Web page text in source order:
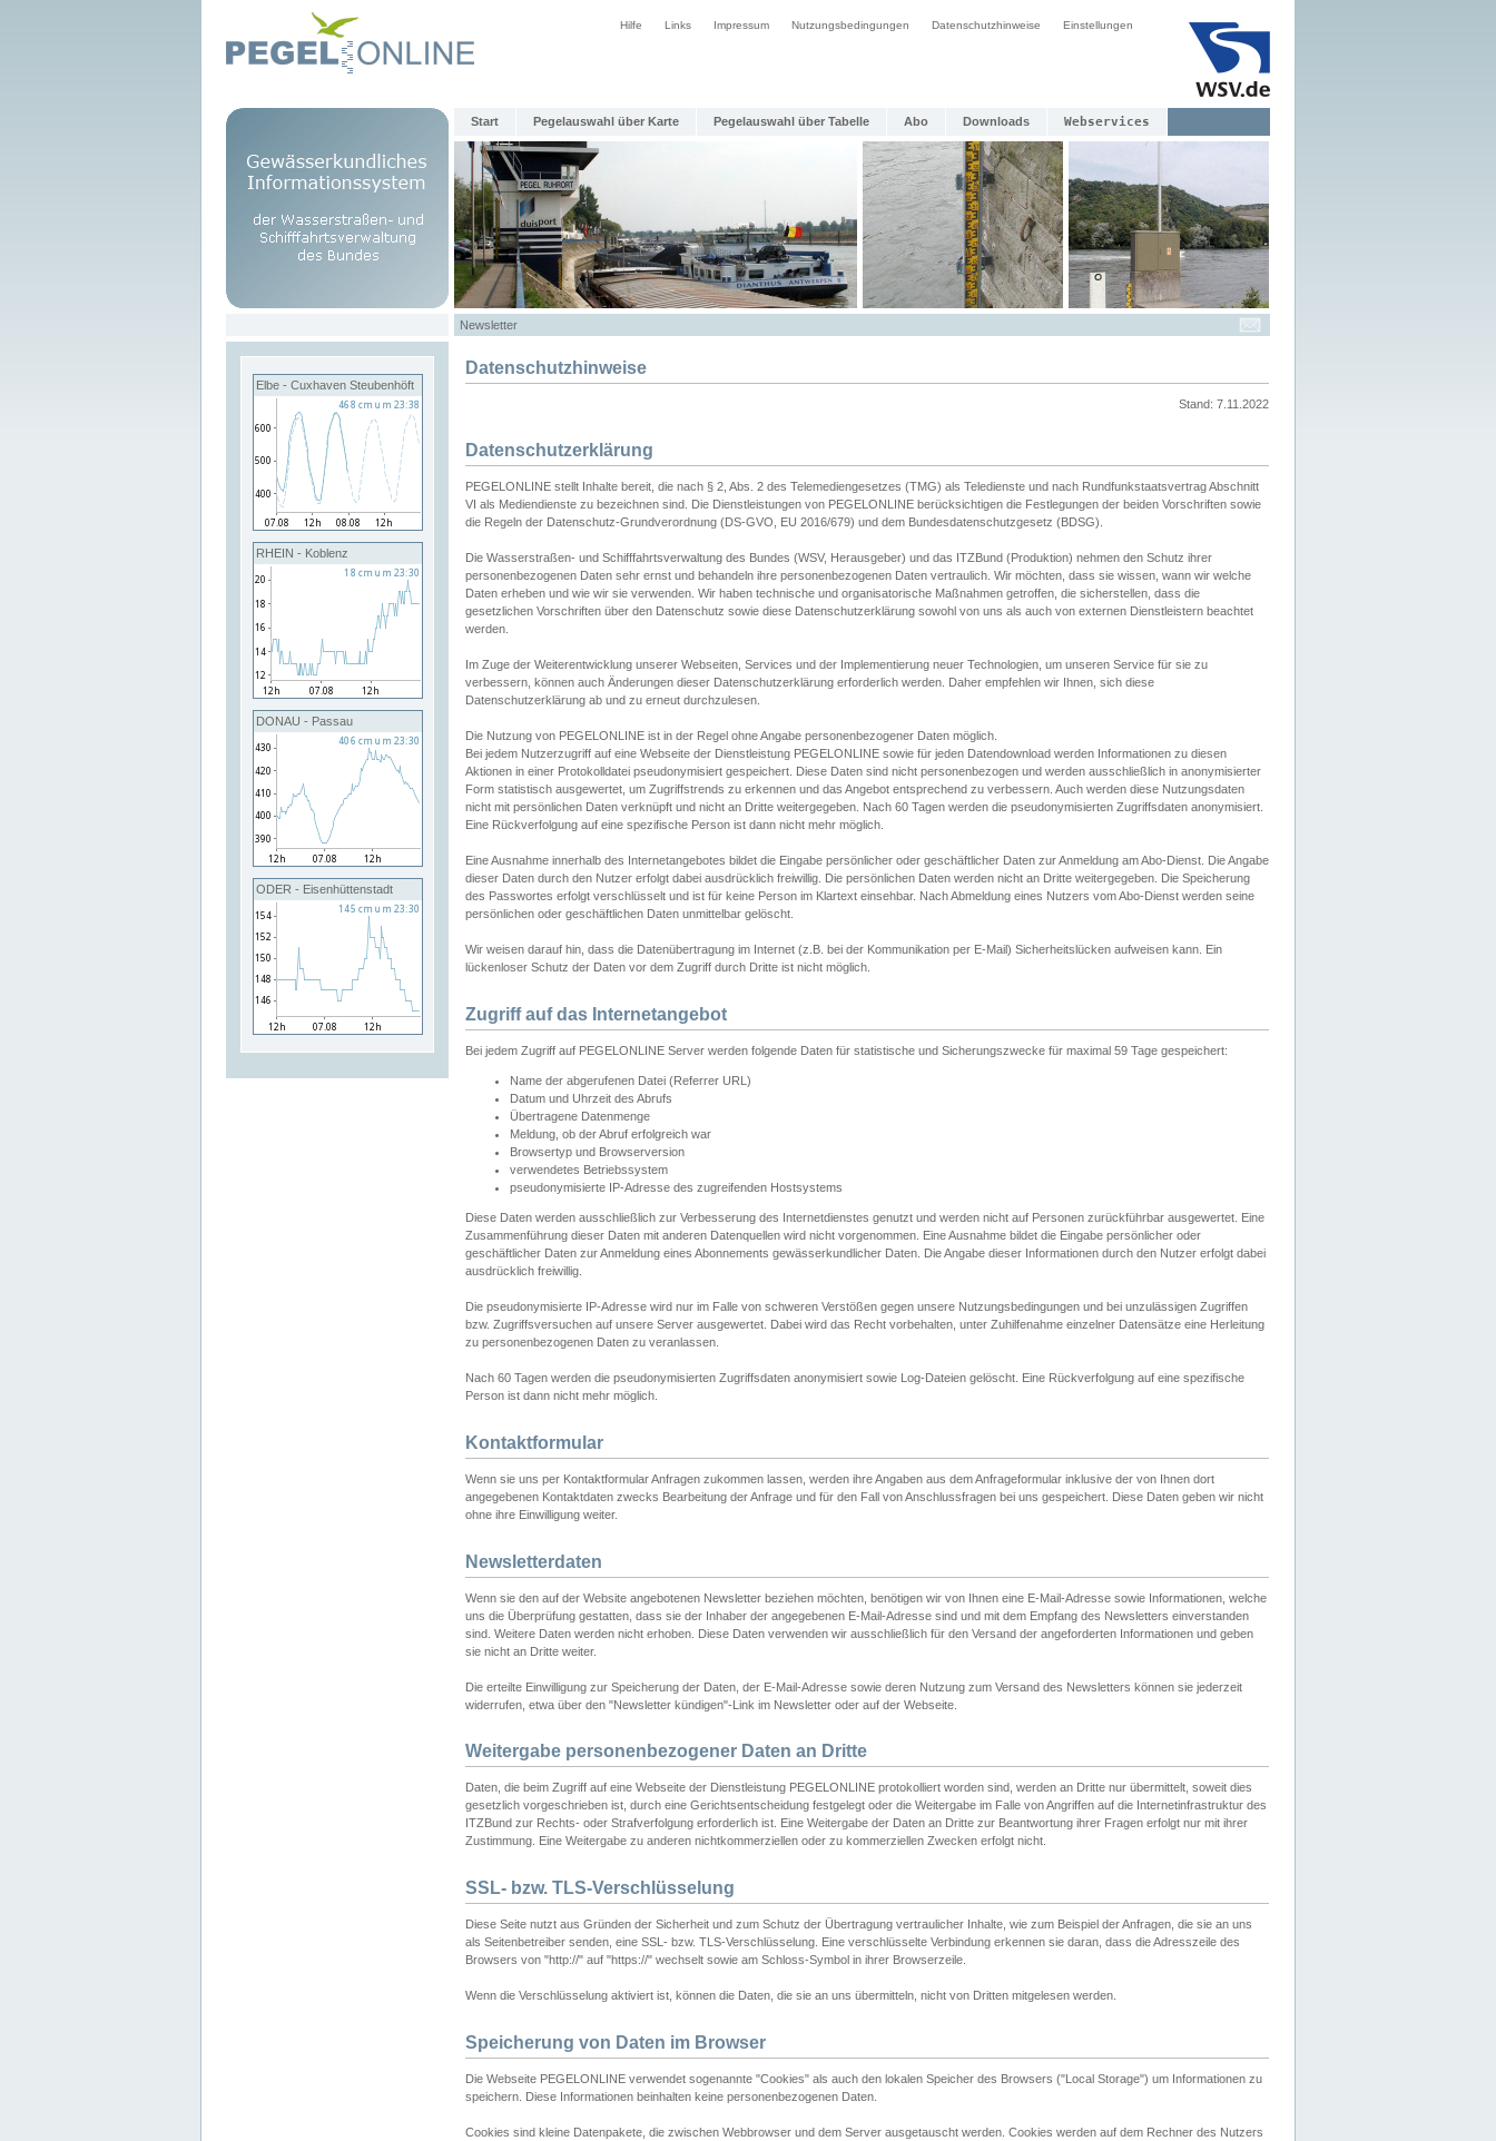
Hilfe Links Impressum Nutzungsbedingungen Datenschutzhinweise Einstellungen
Start Pegelauswahl über Karte Pegelauswahl über Tabelle Abo Downloads Webservices
Newsletter
Elbe - Cuxhaven Steubenhöft
RHEIN - Koblenz
DONAU - Passau
ODER - Eisenhüttenstadt
Datenschutzhinweise
Stand: 7.11.2022
Datenschutzerklärung
PEGELONLINE stellt Inhalte bereit, die nach § 2, Abs. 2 des Telemediengesetzes (TMG) als Teledienste und nach Rundfunkstaatsvertrag Abschnitt
VI als Mediendienste zu bezeichnen sind. Die Dienstleistungen von PEGELONLINE berücksichtigen die Festlegungen der beiden Vorschriften sowie
die Regeln der Datenschutz-Grundverordnung (DS-GVO, EU 2016/679) und dem Bundesdatenschutzgesetz (BDSG).
Die Wasserstraßen- und Schifffahrtsverwaltung des Bundes (WSV, Herausgeber) und das ITZBund (Produktion) nehmen den Schutz ihrer
personenbezogenen Daten sehr ernst und behandeln ihre personenbezogenen Daten vertraulich. Wir möchten, dass sie wissen, wann wir welche
Daten erheben und wie wir sie verwenden. Wir haben technische und organisatorische Maßnahmen getroffen, die sicherstellen, dass die
gesetzlichen Vorschriften über den Datenschutz sowie diese Datenschutzerklärung sowohl von uns als auch von externen Dienstleistern beachtet
werden.
Im Zuge der Weiterentwicklung unserer Webseiten, Services und der Implementierung neuer Technologien, um unseren Service für sie zu
verbessern, können auch Änderungen dieser Datenschutzerklärung erforderlich werden. Daher empfehlen wir Ihnen, sich diese
Datenschutzerklärung ab und zu erneut durchzulesen.
Die Nutzung von PEGELONLINE ist in der Regel ohne Angabe personenbezogener Daten möglich.
Bei jedem Nutzerzugriff auf eine Webseite der Dienstleistung PEGELONLINE sowie für jeden Datendownload werden Informationen zu diesen
Aktionen in einer Protokolldatei pseudonymisiert gespeichert. Diese Daten sind nicht personenbezogen und werden ausschließlich in anonymisierter
Form statistisch ausgewertet, um Zugriffstrends zu erkennen und das Angebot entsprechend zu verbessern. Auch werden diese Nutzungsdaten
nicht mit persönlichen Daten verknüpft und nicht an Dritte weitergegeben. Nach 60 Tagen werden die pseudonymisierten Zugriffsdaten anonymisiert.
Eine Rückverfolgung auf eine spezifische Person ist dann nicht mehr möglich.
Eine Ausnahme innerhalb des Internetangebotes bildet die Eingabe persönlicher oder geschäftlicher Daten zur Anmeldung am Abo-Dienst. Die Angabe
dieser Daten durch den Nutzer erfolgt dabei ausdrücklich freiwillig. Die persönlichen Daten werden nicht an Dritte weitergegeben. Die Speicherung
des Passwortes erfolgt verschlüsselt und ist für keine Person im Klartext einsehbar. Nach Abmeldung eines Nutzers vom Abo-Dienst werden seine
persönlichen oder geschäftlichen Daten unmittelbar gelöscht.
Wir weisen darauf hin, dass die Datenübertragung im Internet (z.B. bei der Kommunikation per E-Mail) Sicherheitslücken aufweisen kann. Ein
lückenloser Schutz der Daten vor dem Zugriff durch Dritte ist nicht möglich.
Zugriff auf das Internetangebot
Bei jedem Zugriff auf PEGELONLINE Server werden folgende Daten für statistische und Sicherungszwecke für maximal 59 Tage gespeichert:
Name der abgerufenen Datei (Referrer URL)
Datum und Uhrzeit des Abrufs
Übertragene Datenmenge
Meldung, ob der Abruf erfolgreich war
Browsertyp und Browserversion
verwendetes Betriebssystem
pseudonymisierte IP-Adresse des zugreifenden Hostsystems
Diese Daten werden ausschließlich zur Verbesserung des Internetdienstes genutzt und werden nicht auf Personen zurückführbar ausgewertet. Eine
Zusammenführung dieser Daten mit anderen Datenquellen wird nicht vorgenommen. Eine Ausnahme bildet die Eingabe persönlicher oder
geschäftlicher Daten zur Anmeldung eines Abonnements gewässerkundlicher Daten. Die Angabe dieser Informationen durch den Nutzer erfolgt dabei
ausdrücklich freiwillig.
Die pseudonymisierte IP-Adresse wird nur im Falle von schweren Verstößen gegen unsere Nutzungsbedingungen und bei unzulässigen Zugriffen
bzw. Zugriffsversuchen auf unsere Server ausgewertet. Dabei wird das Recht vorbehalten, unter Zuhilfenahme einzelner Datensätze eine Herleitung
zu personenbezogenen Daten zu veranlassen.
Nach 60 Tagen werden die pseudonymisierten Zugriffsdaten anonymisiert sowie Log-Dateien gelöscht. Eine Rückverfolgung auf eine spezifische
Person ist dann nicht mehr möglich.
Kontaktformular
Wenn sie uns per Kontaktformular Anfragen zukommen lassen, werden ihre Angaben aus dem Anfrageformular inklusive der von Ihnen dort
angegebenen Kontaktdaten zwecks Bearbeitung der Anfrage und für den Fall von Anschlussfragen bei uns gespeichert. Diese Daten geben wir nicht
ohne ihre Einwilligung weiter.
Newsletterdaten
Wenn sie den auf der Website angebotenen Newsletter beziehen möchten, benötigen wir von Ihnen eine E-Mail-Adresse sowie Informationen, welche
uns die Überprüfung gestatten, dass sie der Inhaber der angegebenen E-Mail-Adresse sind und mit dem Empfang des Newsletters einverstanden
sind. Weitere Daten werden nicht erhoben. Diese Daten verwenden wir ausschließlich für den Versand der angeforderten Informationen und geben
sie nicht an Dritte weiter.
Die erteilte Einwilligung zur Speicherung der Daten, der E-Mail-Adresse sowie deren Nutzung zum Versand des Newsletters können sie jederzeit
widerrufen, etwa über den "Newsletter kündigen"-Link im Newsletter oder auf der Webseite.
Weitergabe personenbezogener Daten an Dritte
Daten, die beim Zugriff auf eine Webseite der Dienstleistung PEGELONLINE protokolliert worden sind, werden an Dritte nur übermittelt, soweit dies
gesetzlich vorgeschrieben ist, durch eine Gerichtsentscheidung festgelegt oder die Weitergabe im Falle von Angriffen auf die Internetinfrastruktur des
ITZBund zur Rechts- oder Strafverfolgung erforderlich ist. Eine Weitergabe der Daten an Dritte zur Beantwortung ihrer Fragen erfolgt nur mit ihrer
Zustimmung. Eine Weitergabe zu anderen nichtkommerziellen oder zu kommerziellen Zwecken erfolgt nicht.
SSL- bzw. TLS-Verschlüsselung
Diese Seite nutzt aus Gründen der Sicherheit und zum Schutz der Übertragung vertraulicher Inhalte, wie zum Beispiel der Anfragen, die sie an uns
als Seitenbetreiber senden, eine SSL- bzw. TLS-Verschlüsselung. Eine verschlüsselte Verbindung erkennen sie daran, dass die Adresszeile des
Browsers von "http://" auf "https://" wechselt sowie am Schloss-Symbol in ihrer Browserzeile.
Wenn die Verschlüsselung aktiviert ist, können die Daten, die sie an uns übermitteln, nicht von Dritten mitgelesen werden.
Speicherung von Daten im Browser
Die Webseite PEGELONLINE verwendet sogenannte "Cookies" als auch den lokalen Speicher des Browsers ("Local Storage") um Informationen zu
speichern. Diese Informationen beinhalten keine personenbezogenen Daten.
Cookies sind kleine Datenpakete, die zwischen Webbrowser und dem Server ausgetauscht werden. Cookies werden auf dem Rechner des Nutzers